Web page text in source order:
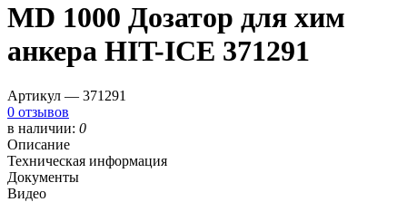
MD 1000 Дозатор для хим
анкера HIT-ICE 371291
Артикул — 371291
0 отзывов
в наличии: 0
Описание
Техническая информация
Документы
Видео